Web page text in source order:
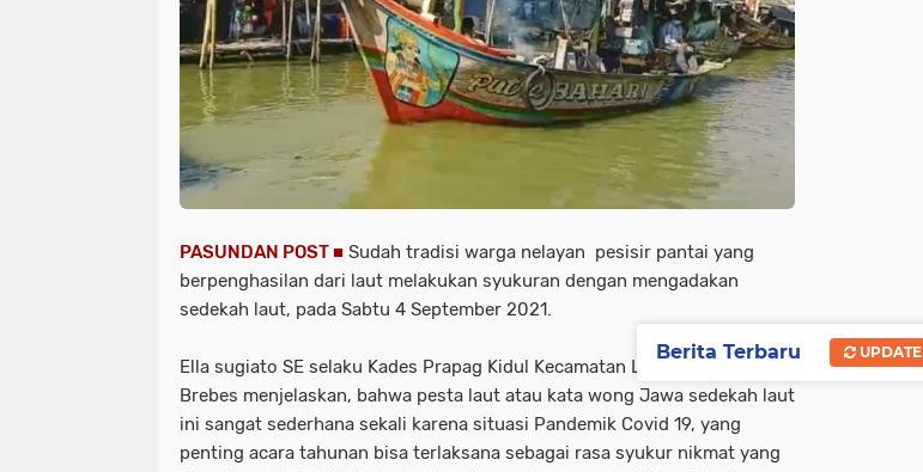
PASUNDAN POST ■ Sudah tradisi warga nelayan pesisir pantai yang
berpenghasilan dari laut melakukan syukuran dengan mengadakan
sedekah laut, pada Sabtu 4 September 2021.
Ella sugiato SE selaku Kades Prapag Kidul Kecamatan Losari Kabupaten
Brebes menjelaskan, bahwa pesta laut atau kata wong Jawa sedekah laut
ini sangat sederhana sekali karena situasi Pandemik Covid 19, yang
penting acara tahunan bisa terlaksana sebagai rasa syukur nikmat yang
Berita Terbaru UPDATE